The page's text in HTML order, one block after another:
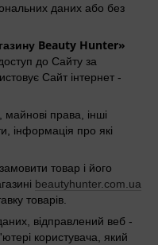
даних або без
Beauty Hunter»
до Сайту за
Сайт інтернет -
права, інші
інформація про які
товар і його
beautyhunter.com.ua
товарів.
відправлений веб -
користувача, який